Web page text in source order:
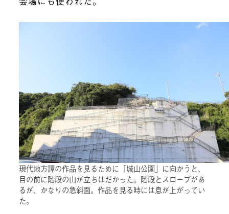
現代地方譚の作品を見るために「城山公園」に向かうと、
目の前に階段の山が立ちはだかった。階段とスロープがあ
るが、かなりの急斜面。作品を見る時には息が上がってい
た。